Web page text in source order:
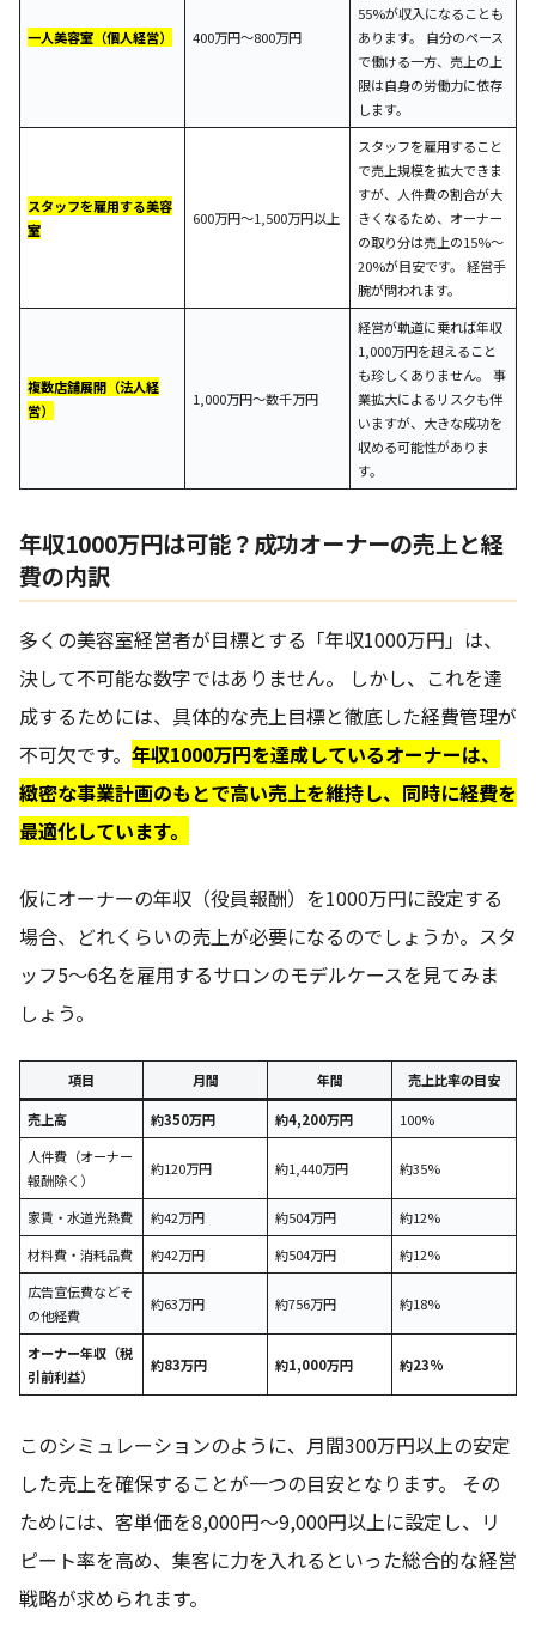
一人美容室（個人経営） 400万円～800万円
55%が収入になることも
あります。 自分のペース
で働ける一方、売上の上
限は自身の労働力に依存
します。
スタッフを雇用する美容
室
600万円～1,500万円以上
スタッフを雇用すること
で売上規模を拡大できま
すが、人件費の割合が大
きくなるため、オーナー
の取り分は売上の15%〜
20%が目安です。 経営手
腕が問われます。
複数店舗展開（法人経
営）
1,000万円～数千万円
経営が軌道に乗れば年収
1,000万円を超えること
も珍しくありません。 事
業拡大によるリスクも伴
いますが、大きな成功を
収める可能性がありま
す。
年収1000万円は可能？成功オーナーの売上と経
費の内訳
多くの美容室経営者が目標とする「年収1000万円」は、
決して不可能な数字ではありません。 しかし、これを達
成するためには、具体的な売上目標と徹底した経費管理が
不可欠です。 年収1000万円を達成しているオーナーは、
緻密な事業計画のもとで高い売上を維持し、同時に経費を
最適化しています。
仮にオーナーの年収（役員報酬）を1000万円に設定する
場合、どれくらいの売上が必要になるのでしょうか。スタ
ッフ5〜6名を雇用するサロンのモデルケースを見てみま
しょう。
項目 月間 年間 売上比率の目安
売上高 約350万円 約4,200万円
100%
人件費（オーナー
報酬除く）
約120万円 約1,440万円 約35%
家賃・水道光熱費 約42万円 約504万円
約12%
材料費・消耗品費
約42万円 約504万円
約12%
広告宣伝費などそ
の他経費
約63万円 約756万円 約18%
オーナー年収（税
引前利益）
約83万円 約1,000万円 約23%
このシミュレーションのように、月間300万円以上の安定
した売上を確保することが一つの目安となります。 その
ためには、客単価を8,000円〜9,000円以上に設定し、リ
ピート率を高め、集客に力を入れるといった総合的な経営
戦略が求められます。